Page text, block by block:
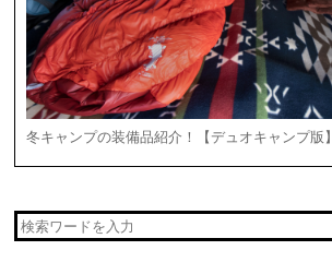
冬キャンプの装備品紹介！【デュオキャンプ版】